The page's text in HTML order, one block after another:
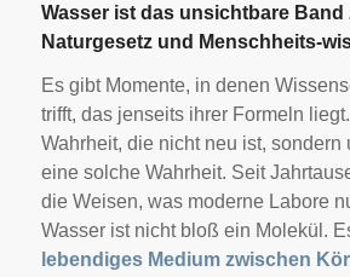
Wasser ist das unsichtbare Band
Naturgesetz und Menschheits-
Es gibt Momente, in denen
trifft, das jenseits ihrer Formeln
Wahrheit, die nicht neu ist, sondern
eine solche Wahrheit. Seit
die Weisen, was moderne Labore
Wasser ist nicht bloß ein Molekül.
lebendiges Medium zwischen